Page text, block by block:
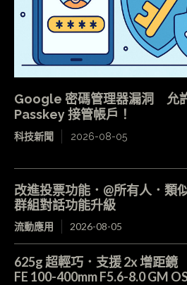
Google 密碼管理器漏洞 允
Passkey 接管帳戶！
科技新聞 2026-08-05
改進投票功能．@所有人．
群組對話功能升級
流動應用 2026-08-05
625g 超輕巧．支援 2x 增距
FE 100-400mm F5.6-8.0 GM